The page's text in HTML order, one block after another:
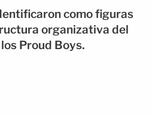
como figuras
organizativa del
Proud Boys.